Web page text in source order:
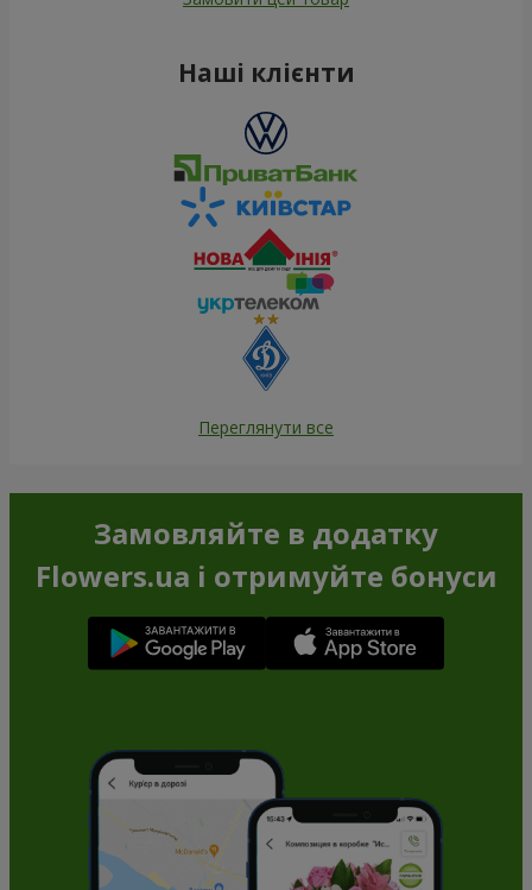
Наші клієнти
Переглянути все
Замовляйте в додатку
Flowers.ua і отримуйте бонуси